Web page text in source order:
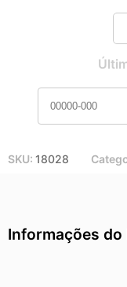
10x de R$ 3,89
11x de R$ 3,57
SKU: 18028
Informações do